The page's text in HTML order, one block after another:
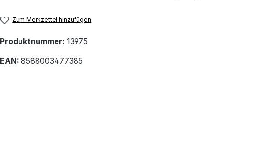
Zum Merkzettel hinzufügen
Produktnummer: 13975
EAN: 8588003477385